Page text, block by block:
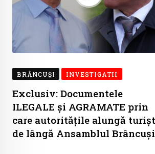
BRÂNCUŞI INVESTIGATII
Exclusiv: Documentele
ILEGALE și AGRAMATE prin
care autoritățile alungă
de lângă Ansamblul Brâncuși